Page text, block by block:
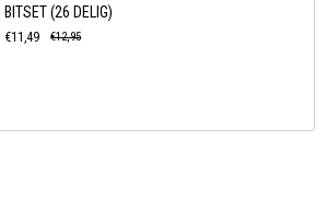
BITSET (26 DELIG)
€11,49 €12,95